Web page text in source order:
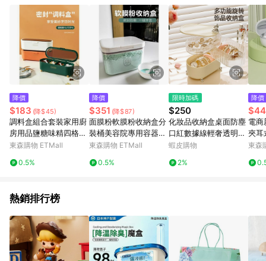
回饋。 5. 點數回饋會扣除所有折扣優惠後之最終發票金額計算，
實際回饋請依LINE購物通知為主。 6. 訂單如有使用東森購物
ETMall站內之折扣優惠(包含但不限於東森幣、樂透金、東森現金
券等)，不具點數回饋資格。詳細請依東森購物ETMall之結帳頁面
顯示為準。 7. LINE購物設有「單一商品最高回饋點數」機制(特
殊活動時開放「回饋無上限」)，以同一訂單中同一商品不論件數
計算，並依訂單成立時間當下LINE購物所設定的回饋機制為準。
如顯示之商品規格、顏色、價位、贈品與東森購物ETMall銷售網
頁不符，以銷售網頁標示為準。 9. 若有贈點爭議，請務必於訂單
日期+180天以內至LINE購物客服洽詢；若超過180天(含)以上進
行申訴，恕無法贈點回饋。 10. 部分點數紅包僅限指定商品使
用，或不適用於無回饋商品。各點數紅包之適用商品與使用條件
請依點數紅包頁面規則為準。
降價
$183 (降$45)
調料盒組合套裝家用廚
房用品鹽糖味精四格收
納一體多格輕奢調味罐
東森購物 ETMall
0.5%
降價
$351 (降$87)
面膜粉軟膜粉收納盒分
裝桶美容院專用容器儲
存盒防潮密封儲物罐子
東森購物 ETMall
0.5%
限時加碼
$250
化妝品收納盒桌面防塵
口紅數據線輕奢透明塑
料分格旋轉首飾化妝盒
同款小紅書同款
蝦皮購物
2%
降價
電商
夾耳
入耳
東森
熱銷排行榜